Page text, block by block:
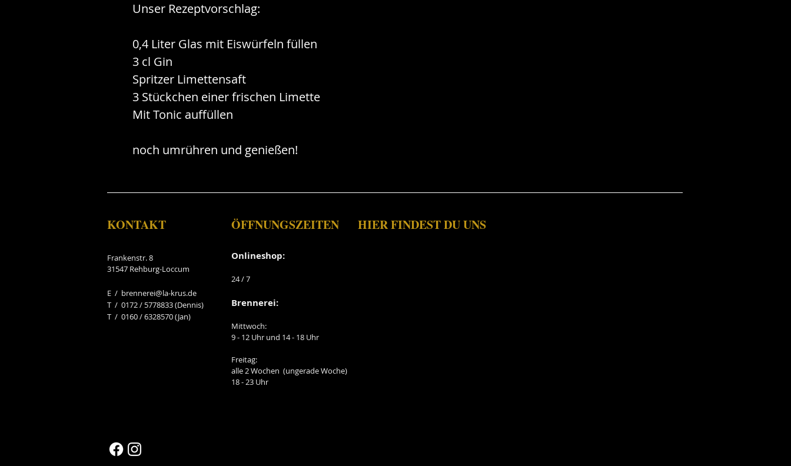
Unser Rezeptvorschlag:
0,4 Liter Glas mit Eiswürfeln füllen
3 cl Gin
Spritzer Limettensaft
3 Stückchen einer frischen Limette
Mit Tonic auffüllen
noch umrühren und genießen!
KONTAKT
Frankenstr. 8
31547 Rehburg-Loccum
E / brennerei@la-krus.de
​T / 0172 / 5778833 (Dennis)
T / 0160 / 6328570 (Jan)
ÖFFNUNGSZEITEN
Onlineshop:
24/ 7
Brennerei:
Mittwoch:
9 - 12 Uhr und 14 - 18 Uhr
Freitag:
alle 2 Wochen (ungerade Woche)
18 - 23 Uhr
HIER FINDEST DU UNS